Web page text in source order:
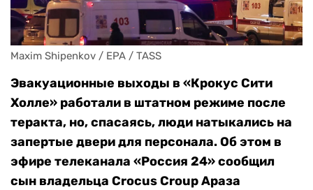
Maxim Shipenkov / EPA / TASS
Эвакуационные выходы в «Крокус Сити
Холле» работали в штатном режиме после
теракта, но, спасаясь, люди натыкались на
запертые двери для персонала. Об этом в
эфире телеканала «Россия 24» сообщил
сын владельца Crocus Croup Араза